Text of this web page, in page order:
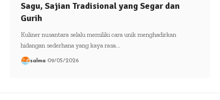
Sagu, Sajian Tradisional yang Segar dan
Gurih
Kuliner nusantara selalu memiliki cara unik menghadirkan
hidangan sederhana yang kaya rasa…
salma 09/05/2026